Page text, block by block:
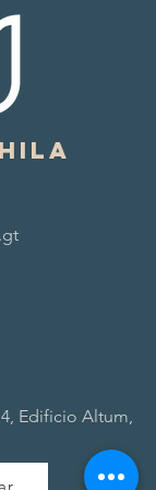
Edificio Altum,